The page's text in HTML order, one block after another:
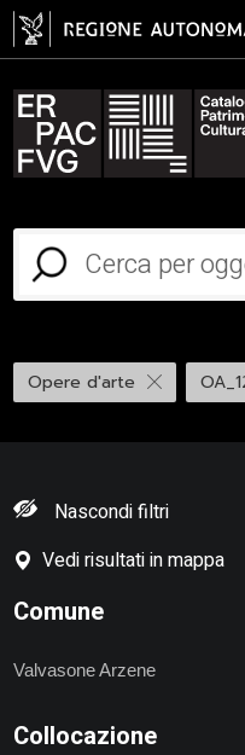
Opere d'arte
Nascondi filtri
Vedi risultati in mappa
Comune
Valvasone Arzene
Collocazione